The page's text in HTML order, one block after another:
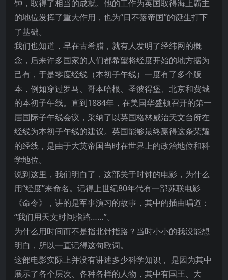
钟，取得了相当的成就。他的工作为英国取得海上霸主
的地位发挥了重大作用，也为“日不落帝国”的诞生打下
了基础。
我们也知道，早在古希腊，就有人发明了经纬网的概
念，后来许多国家的人们都希望将经度开始的地方据为
己有，于是零度经线（本初子午线）一度有了多个版
本，例如穿过罗马、哥本哈根、圣彼得堡、北京和费城
的本初子午线。直到1884年，在美国华盛顿召开的第一
届国际子午线会议，采纳了以英国格林威治天文台所在
经线为本初子午线的建议。英国能够最终赢得这条荣耀
的经线，是由于大英帝国当时在世界上的政治地位和科
学地位。
说到这里，我们明白了，这部关于时钟的电影，为什么
用“经度”来命名。记得上世纪80年代有一部苏联电影
《命令》，讲的是军事演习的故事，其中的插曲唱道：
“我们用天文时间指路……”。
为什么用时间而不是指北针指路？当时小小的我没能想
明白，所以一直记得这句歌词。
这部电影实际上并没有讲述多少科学知识， 是因为其中
展示了各个层次、各种各样的人物，其中有国王、大